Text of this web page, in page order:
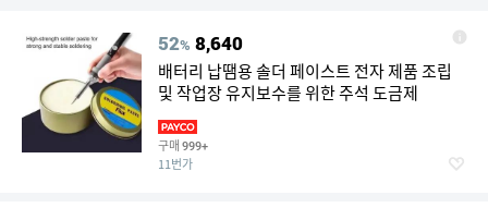
52% 8,640
배터리 납땜용 솔더 페이스트 전자 제품 조립
및 작업장 유지보수를 위한 주석 도금제
구매 999+
11번가